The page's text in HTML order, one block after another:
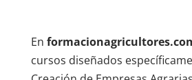
En
cursos diseñados